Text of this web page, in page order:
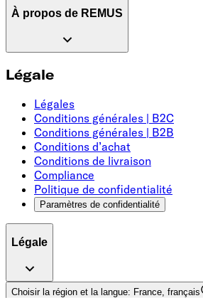
À propos de REMUS
Légale
Légales
Conditions générales | B2C
Conditions générales | B2B
Conditions d’achat
Conditions de livraison
Compliance
Politique de confidentialité
Paramètres de confidentialité
Légale
Choisir la région et la langue: France, français